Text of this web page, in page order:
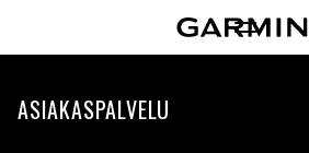
ASIAKASPALVELU